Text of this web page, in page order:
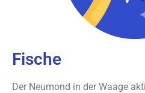
Fische
Der Neumond in der Waage